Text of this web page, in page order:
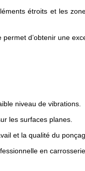
étroits et les
d’obtenir une
niveau de vibrations.
les surfaces planes.
et la qualité du
en carrosserie.